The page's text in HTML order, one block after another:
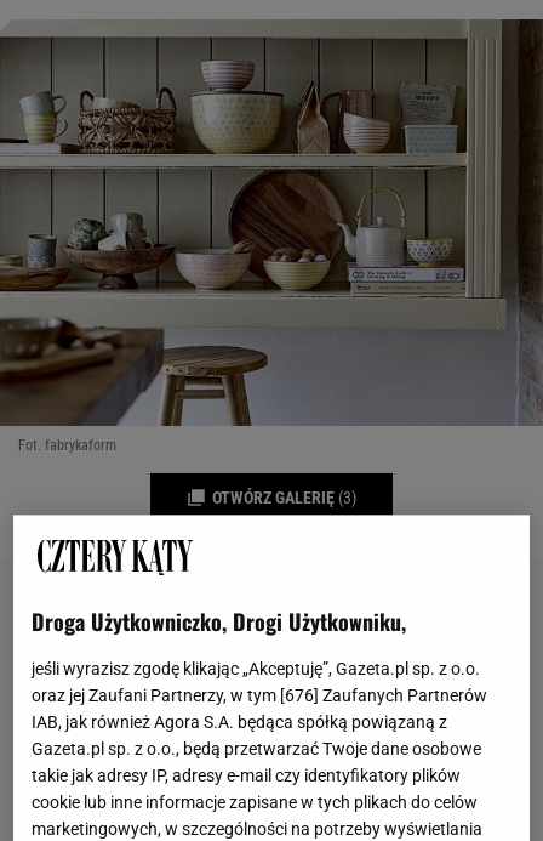
Fot. fabrykaform
OTWÓRZ GALERIĘ (3)
Droga Użytkowniczko, Drogi Użytkowniku,
jeśli wyrazisz zgodę klikając „Akceptuję”, Gazeta.pl sp. z o.o.
oraz jej Zaufani Partnerzy, w tym [676] Zaufanych Partnerów
IAB, jak również Agora S.A. będąca spółką powiązaną z
Gazeta.pl sp. z o.o., będą przetwarzać Twoje dane osobowe
takie jak adresy IP, adresy e-mail czy identyfikatory plików
cookie lub inne informacje zapisane w tych plikach do celów
marketingowych, w szczególności na potrzeby wyświetlania